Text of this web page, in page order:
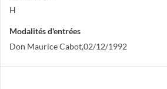
H
Modalités d'entrées
Don Maurice Cabot,02/12/1992